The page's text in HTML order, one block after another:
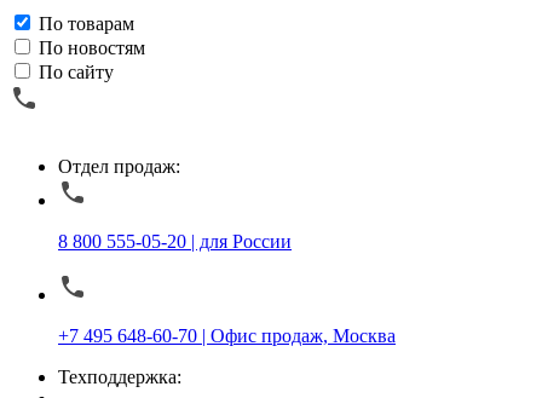
По товарам
По новостям
По сайту
Отдел продаж:
8 800 555-05-20 | для России
+7 495 648-60-70 | Офис продаж, Москва
Техподдержка: